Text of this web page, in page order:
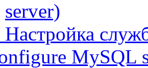
server)
Настройка
MySQL